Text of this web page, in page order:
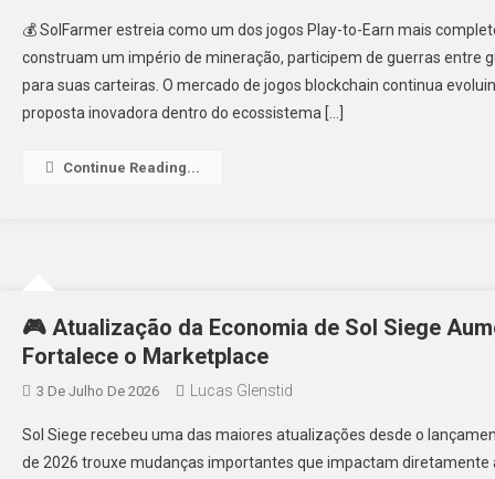
💰 SolFarmer estreia como um dos jogos Play-to-Earn mais
construam um império de mineração, participem de guerras entre
para suas carteiras. O mercado de jogos blockchain continua
proposta inovadora dentro do ecossistema […]
Continue Reading...
🎮 Atualização da Economia de Sol Siege
Fortalece o Marketplace
3 De Julho De 2026 Lucas Glenstid
Sol Siege recebeu uma das maiores atualizações desde o
de 2026 trouxe mudanças importantes que impactam diretamente